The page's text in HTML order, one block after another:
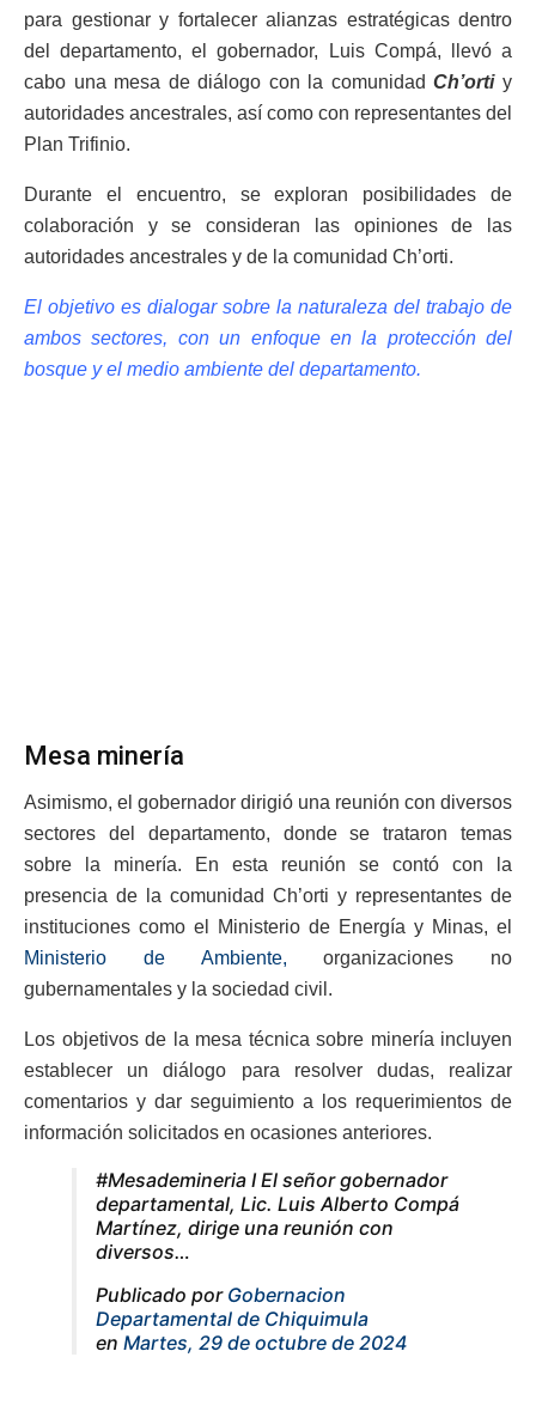
para gestionar y fortalecer alianzas estratégicas dentro
del departamento, el gobernador, Luis Compá, llevó a
cabo una mesa de diálogo con la comunidadCh’ortiy
autoridades ancestrales, así como con representantes del
Plan Trifinio.
Durante el encuentro, se exploran posibilidades de
colaboración y se consideran las opiniones de las
autoridades ancestrales y de la comunidad Ch’orti.
El objetivo es dialogar sobre la naturaleza del trabajo de
ambos sectores, con un enfoque en la protección del
bosque y el medio ambiente del departamento.
Mesa minería
Asimismo, el gobernador dirigió una reunión con diversos
sectores del departamento, donde se trataron temas
sobre la minería. En esta reunión se contó con la
presencia de la comunidad Ch’orti y representantes de
instituciones como el Ministerio de Energía y Minas, el
Ministerio de Ambiente, organizaciones no
gubernamentales y la sociedad civil.
Los objetivos de la mesa técnica sobre minería incluyen
establecer un diálogo para resolver dudas, realizar
comentarios y dar seguimiento a los requerimientos de
información solicitados en ocasiones anteriores.
#Mesademineria I El señor gobernador
departamental, Lic. Luis Alberto Compá
Martínez, dirige una reunión con
diversos…
Publicado por Gobernacion
Departamental de Chiquimula
en Martes, 29 de octubre de 2024